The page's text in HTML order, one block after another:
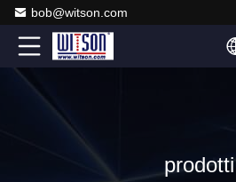
bob@witson.com
prodotti